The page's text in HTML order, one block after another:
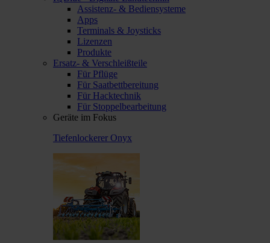
Assistenz- & Bediensysteme
Apps
Terminals & Joysticks
Lizenzen
Produkte
Ersatz- & Verschleißteile
Für Pflüge
Für Saatbettbereitung
Für Hacktechnik
Für Stoppelbearbeitung
Geräte im Fokus
Tiefenlockerer Onyx